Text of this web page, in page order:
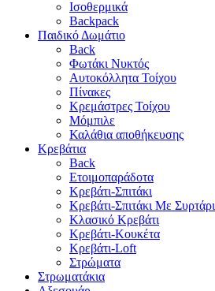
Ισοθερμικά
Backpack
Παιδικό Δωμάτιο
Back
Φωτάκι Νυκτός
Αυτοκόλλητα Τοίχου
Πίνακες
Κρεμάστρες Τοίχου
Μόμπιλε
Καλάθια αποθήκευσης
Κρεβάτια
Back
Ετοιμοπαράδοτα
Κρεβάτι-Σπιτάκι
Κρεβάτι-Σπιτάκι Με Συρτάρι
Κλασικό Κρεβάτι
Κρεβάτι-Κουκέτα
Κρεβάτι-Loft
Στρώματα
Στρωματάκια